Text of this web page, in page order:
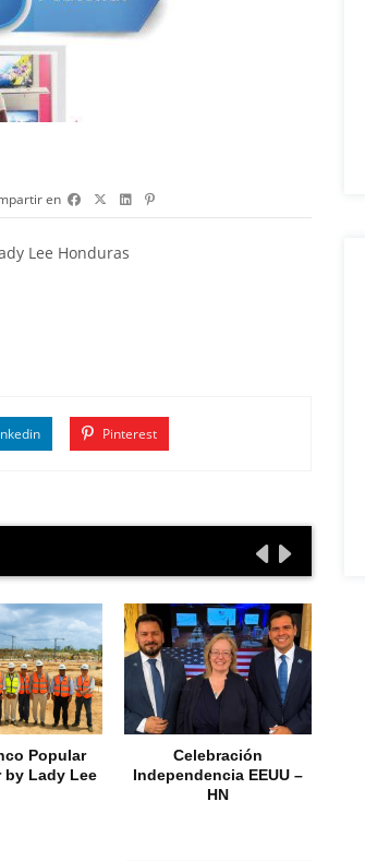
en
Lee Honduras
Pinterest
Popular
by Lady Lee
Celebración
Independencia EEUU –
HN